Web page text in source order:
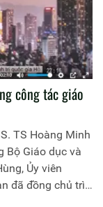
công tác giáo
TS Hoàng Minh
Bộ Giáo dục và
Ủy viên
đã đồng chủ trì